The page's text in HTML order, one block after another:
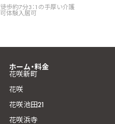
歩約7分3：1の手厚い介護
体験入居可
ホーム・料金
花咲新町
花咲
花咲池田21
花咲浜寺